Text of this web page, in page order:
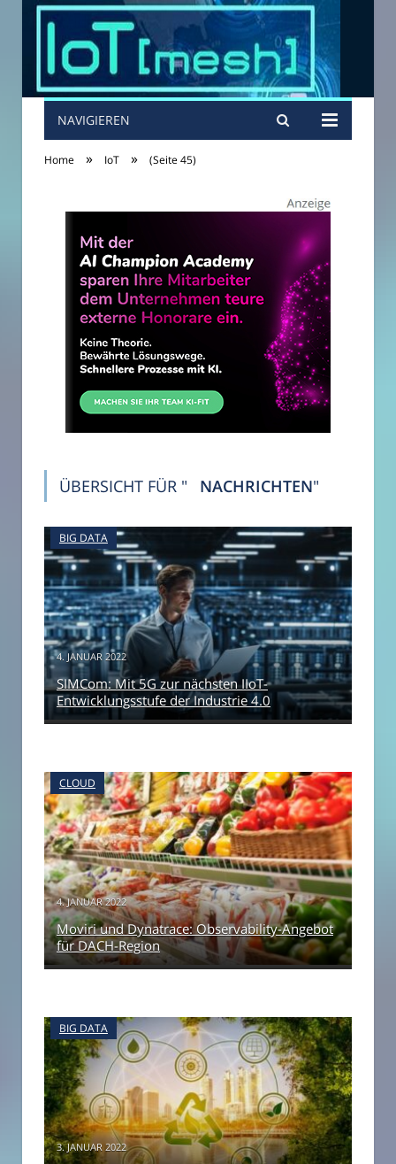
NAVIGIEREN
Home » IoT » (Seite 45)
ÜBERSICHT FÜR " NACHRICHTEN"
BIG DATA
4. JANUAR 2022
SIMCom: Mit 5G zur nächsten IIoT-
Entwicklungsstufe der Industrie 4.0
CLOUD
4. JANUAR 2022
Moviri und Dynatrace: Observability-Angebot
für DACH-Region
BIG DATA
3. JANUAR 2022